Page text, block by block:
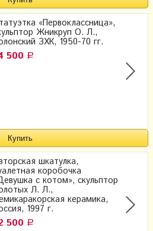
«Первоклассница»,
Жникруп О. Л.,
ЗХК, 1950-70 гг.
500 Р
шкатулка,
коробочка
с котом», скульптор
Л. Л.,
керамика,
1997 г.
500 Р